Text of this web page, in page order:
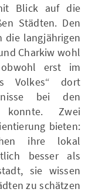
Blick auf die
Städten. Den
die langjährigen
Charkiw wohl
erst im
Volkes“ dort
bei den
konnte. Zwei
bieten:
ihre lokal
besser als
sie wissen
zu schätzen